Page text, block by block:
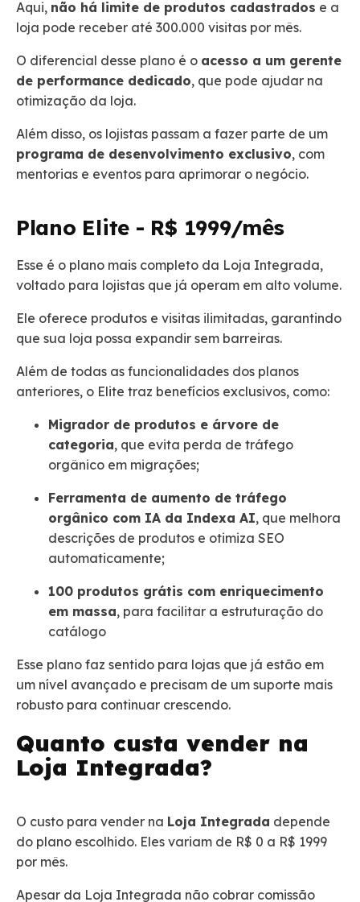
Aqui, não há limite de produtos cadastrados e a
loja pode receber até 300.000 visitas por mês.
O diferencial desse plano é o acesso a um gerente
de performance dedicado, que pode ajudar na
otimização da loja.
Além disso, os lojistas passam a fazer parte de um
programa de desenvolvimento exclusivo, com
mentorias e eventos para aprimorar o negócio.
Plano Elite - R$ 1999/mês
Esse é o plano mais completo da Loja Integrada,
voltado para lojistas que já operam em alto volume.
Ele oferece produtos e visitas ilimitadas, garantindo
que sua loja possa expandir sem barreiras.
Além de todas as funcionalidades dos planos
anteriores, o Elite traz benefícios exclusivos, como:
Migrador de produtos e árvore de
categoria, que evita perda de tráfego
orgânico em migrações;
Ferramenta de aumento de tráfego
orgânico com IA da Indexa AI, que melhora
descrições de produtos e otimiza SEO
automaticamente;
100 produtos grátis com enriquecimento
em massa, para facilitar a estruturação do
catálogo
Esse plano faz sentido para lojas que já estão em
um nível avançado e precisam de um suporte mais
robusto para continuar crescendo.
Quanto custa vender na
Loja Integrada?
O custo para vender na Loja Integrada depende
do plano escolhido. Eles variam de R$ 0 a R$ 1999
por mês.
Apesar da Loja Integrada não cobrar comissão